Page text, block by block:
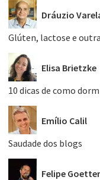
Dráuzio
Glúten, lactose e
Elisa Brietzke
10 dicas de como
Emílio Calil
Saudade dos blogs
Felipe